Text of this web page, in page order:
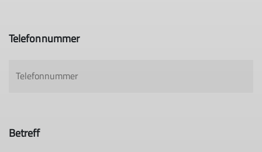
Telefonnummer
Betreff